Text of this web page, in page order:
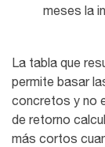
meses la
La tabla que
permite basar
concretos y no
de retorno
más cortos